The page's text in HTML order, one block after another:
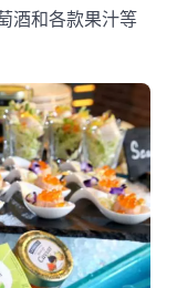
酒和各款果汁等